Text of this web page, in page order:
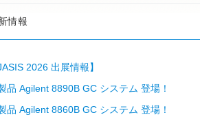
情報
JASIS 2026 出展情報】
品 Agilent 8890B GC システム 登場！
品 Agilent 8860B GC システム 登場！